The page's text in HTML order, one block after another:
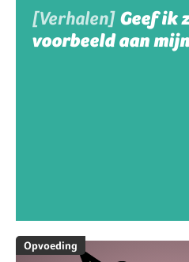
[Verhalen] Geef ik
voorbeeld aan
Opvoeding